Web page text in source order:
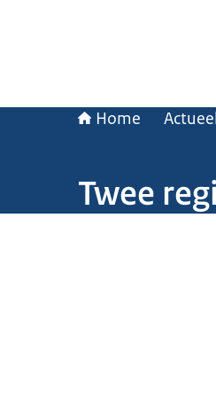
Home
Twee